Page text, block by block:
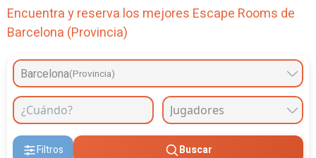
Encuentra y reserva los mejores Escape Rooms de
Barcelona (Provincia)
Barcelona(Provincia)
Filtros Buscar